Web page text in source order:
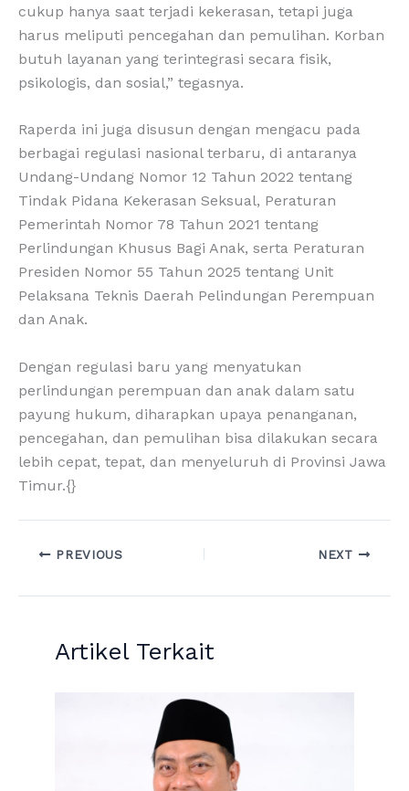
cukup hanya saat terjadi kekerasan, tetapi juga
harus meliputi pencegahan dan pemulihan. Korban
butuh layanan yang terintegrasi secara fisik,
psikologis, dan sosial,” tegasnya.
Raperda ini juga disusun dengan mengacu pada
berbagai regulasi nasional terbaru, di antaranya
Undang-Undang Nomor 12 Tahun 2022 tentang
Tindak Pidana Kekerasan Seksual, Peraturan
Pemerintah Nomor 78 Tahun 2021 tentang
Perlindungan Khusus Bagi Anak, serta Peraturan
Presiden Nomor 55 Tahun 2025 tentang Unit
Pelaksana Teknis Daerah Pelindungan Perempuan
dan Anak.
Dengan regulasi baru yang menyatukan
perlindungan perempuan dan anak dalam satu
payung hukum, diharapkan upaya penanganan,
pencegahan, dan pemulihan bisa dilakukan secara
lebih cepat, tepat, dan menyeluruh di Provinsi Jawa
Timur.{}
PREVIOUS NEXT
Artikel Terkait